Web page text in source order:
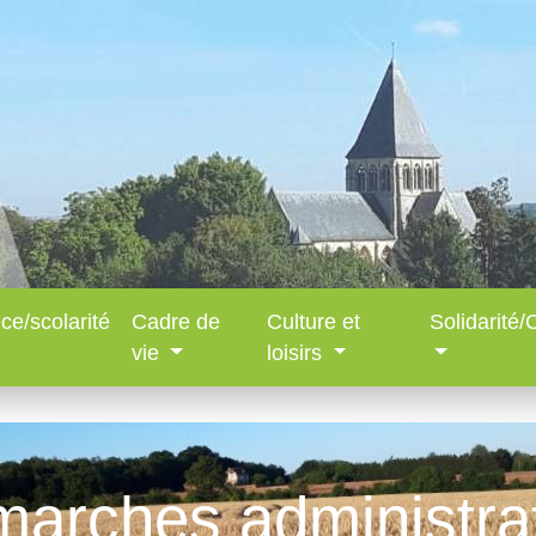
scolarité
Cadre de
vie
Culture et
loisirs
Solidarité/